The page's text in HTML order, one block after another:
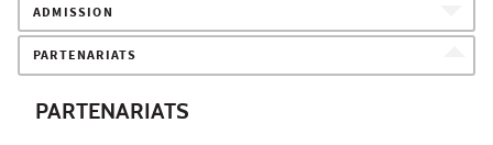
ADMISSION
PARTENARIATS
PARTENARIATS